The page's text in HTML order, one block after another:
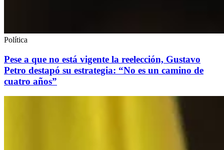
Política
Pese a que no está vigente la reelección, Gustavo
Petro destapó su estrategia: “No es un camino de
cuatro años”